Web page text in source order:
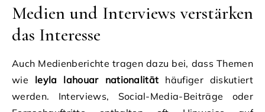
Medien und Interviews verstärken
das Interesse
Auch Medienberichte tragen dazu bei, dass Themen
wie leyla lahouar nationalität häufiger diskutiert
werden. Interviews, Social-Media-Beiträge oder